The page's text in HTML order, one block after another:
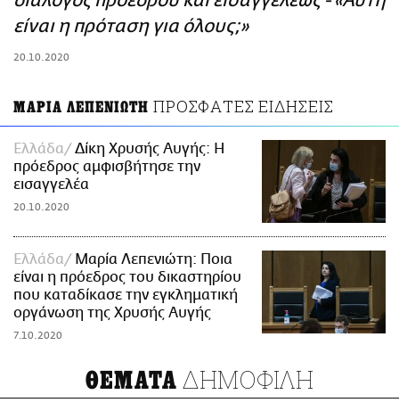
ΑΜΠΑ
είναι η πρόταση για όλους;»
20.10.2020
ΜΑΡΙΑ ΛΕΠΕΝΙΩΤΗ ΠΡΟΣΦΑΤΕΣ ΕΙΔΗΣΕΙΣ
Ελλάδα
Δίκη Χρυσής Αυγής: Η
πρόεδρος αμφισβήτησε την
εισαγγελέα
20.10.2020
Ελλάδα
Μαρία Λεπενιώτη: Ποια
είναι η πρόεδρος του δικαστηρίου
που καταδίκασε την εγκληματική
οργάνωση της Χρυσής Αυγής
7.10.2020
ΘΕΜΑΤΑ ΔΗΜΟΦΙΛΗ